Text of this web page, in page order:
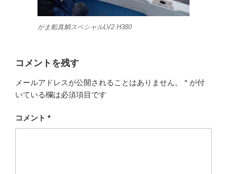
がま船真鯛スペシャルLV2 H380
コメントを残す
メールアドレスが公開されることはありません。 * が付
いている欄は必須項目です
コメント *